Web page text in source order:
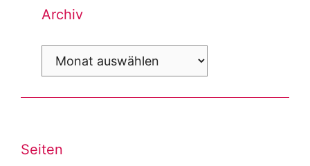
Archiv
Archiv
Seiten